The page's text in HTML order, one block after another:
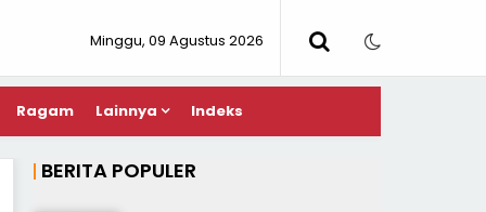
Minggu, 09 Agustus 2026
Ragam Lainnya Indeks
BERITA POPULER